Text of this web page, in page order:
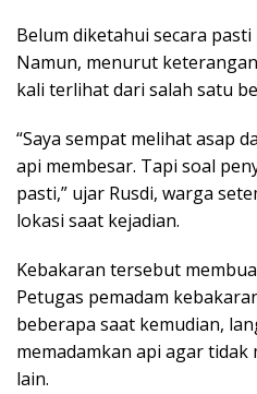
Belum diketahui secara
Namun, menurut
kali terlihat dari salah satu
“Saya sempat melihat asap
api membesar. Tapi soal
pasti,” ujar Rusdi, warga
lokasi saat kejadian.
Kebakaran tersebut
Petugas pemadam
beberapa saat kemudian,
memadamkan api agar
lain.